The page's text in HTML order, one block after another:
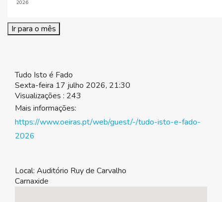
Ir para o mês
Tudo Isto é Fado
Sexta-feira 17 julho 2026, 21:30
Visualizações : 243
Mais informações:
https://www.oeiras.pt/web/guest/-/tudo-isto-e-fado-
2026
Local: Auditório Ruy de Carvalho
Carnaxide